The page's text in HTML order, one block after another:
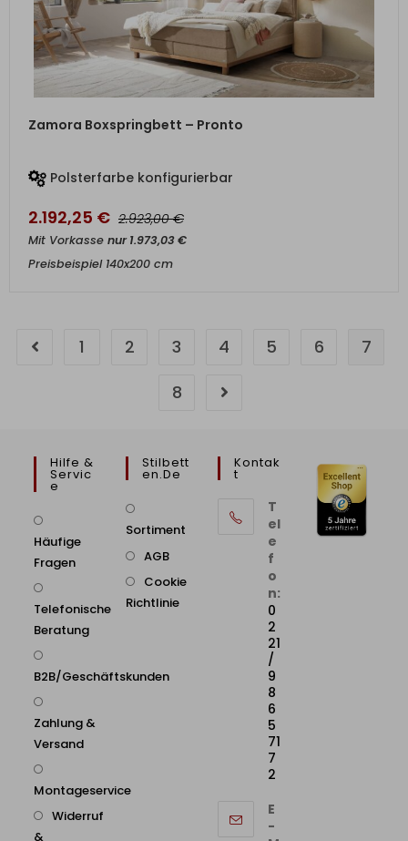
Zamora Boxspringbett – Pronto
Polsterfarbe konfigurierbar
2.192,25 € 2.923,00€
Mit Vorkasse nur1.973,03€
Preisbeispiel 140x200 cm
1 2 3 4 5 6
7
8
Hilfe &
Servic
E
Häufige
Fragen
Telefonische
Beratung
B2B/Geschäftskunden
Zahlung &
Versand
Montageservice
Widerruf
&
Stilbett
En.de
Sortiment
AGB
Cookie
Richtlinie
Kontak
T
T
el
e
f
o
n:
0
2
21
/
9
8
6
5
71
7
2
E
-